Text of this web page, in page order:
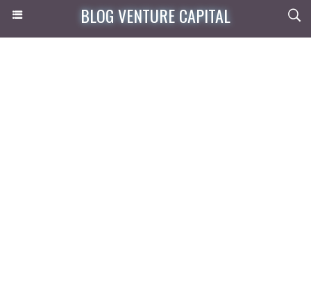
BLOG VENTURE CAPITAL